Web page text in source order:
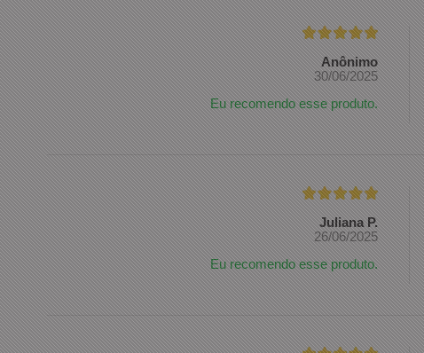
Anônimo
30/06/2025
Eu recomendo esse produto.
Juliana P.
26/06/2025
Eu recomendo esse produto.